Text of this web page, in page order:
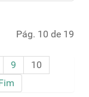
Pág. 10 de 19
9
10